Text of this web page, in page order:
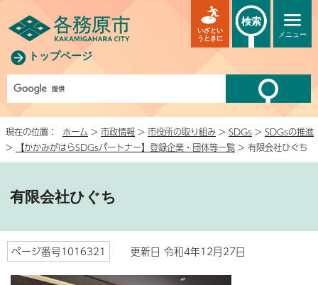
トップページ
メニュー
いざとい
うときに
検索
現在の位置： ホーム > 市政情報 > 市役所の取り組み > SDGs > SDGsの推進
>
【かかみがはらSDGsパートナー】登録企業・団体等一覧 > 有限会社ひぐち
有限会社ひぐち
ページ番号1016321 更新日 令和4年12月27日